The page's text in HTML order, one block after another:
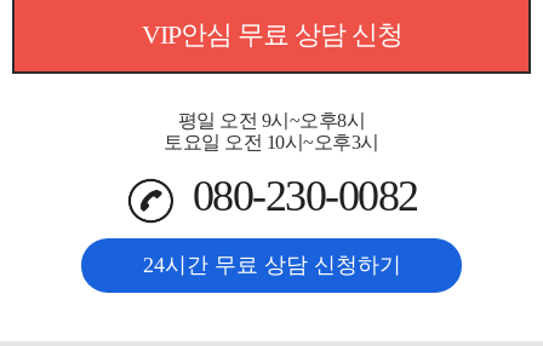
VIP안심 무료 상담 신청
평일 오전 9시~오후8시
토요일 오전 10시~오후3시
080-230-0082
24시간 무료 상담 신청하기